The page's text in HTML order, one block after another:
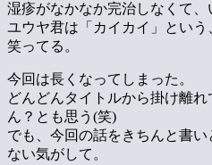
湿疹がなかなか完治しなくて、
ユウヤ君は「カイカイ」とい
笑ってる。
今回は長くなってしまった。
どんどんタイトルから掛け離
ん？とも思う(笑)
でも、今回の話をきちんと書
ない気がして。